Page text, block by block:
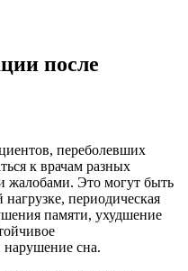
после
переболевших
к врачам разных
жалобами. Это могут быть
периодическая
памяти, ухудшение
нарушение сна.